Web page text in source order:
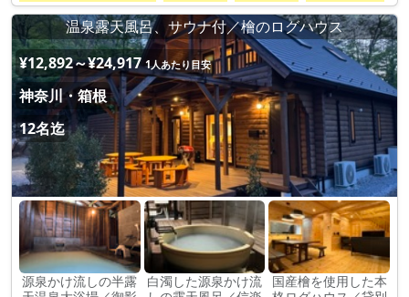
温泉露天風呂、サウナ付／檜のログハウス
¥12,892～¥24,917 1人あたり目安
神奈川・箱根
12名迄
源泉かけ流しの半露
白濁した源泉かけ流
国産檜を使用した本